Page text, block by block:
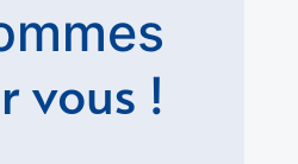
vous !